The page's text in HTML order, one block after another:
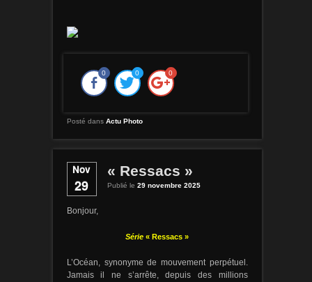
0 0 0
Posté dans Actu Photo
Nov
29
« Ressacs »
Publié le 29 novembre 2025
Bonjour,
Série « Ressacs »
L’Océan, synonyme de mouvement perpétuel.
Jamais il ne s’arrête, depuis des millions